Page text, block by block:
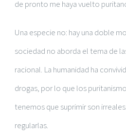
de pronto me haya vuelto
Una especie no: hay una doble
sociedad no aborda el tema de
racional. La humanidad ha
drogas, por lo que los
tenemos que suprimir son
regularlas.